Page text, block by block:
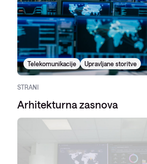
Telekomunikacije Upravljane storitve
STRANI
Arhitekturna zasnova